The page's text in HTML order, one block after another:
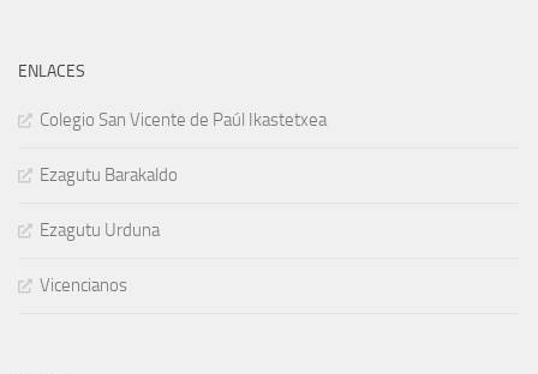
ENLACES
Colegio San Vicente de Paúl Ikastetxea
Ezagutu Barakaldo
Ezagutu Urduna
Vicencianos